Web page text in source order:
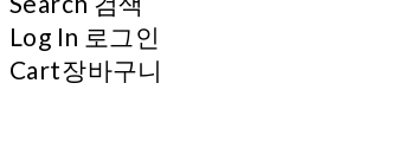
Log In 로그인
Cart장바구니